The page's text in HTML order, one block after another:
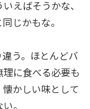
えばそうかな、
じかもな。
う。ほとんどバ
に食べる必要も
かしい味として
。